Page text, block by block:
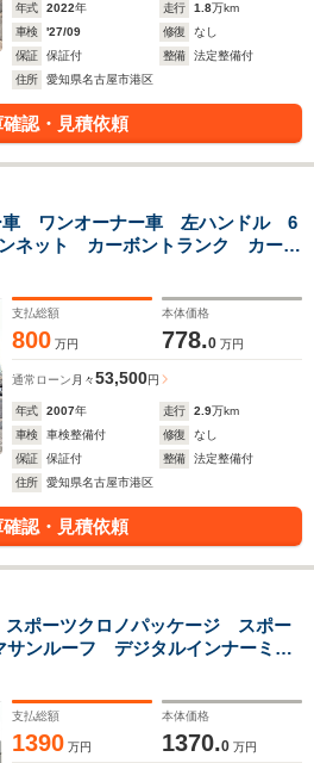
年式 2022年 走行 1.8万km
車検
'27/09 修復
なし
保証
保証付 整備
法定整備付
住所
愛知県名古屋市港区
認・見積依頼
ワンオーナー車 左ハンドル 6
ネット カーボントランク カーボ
アデュフーザー カーボンカナー
アキー有り
支払総額
800 万円
本体価格
778.0 万円
通常ローン 月々53,500円
年式 2007年 走行 2.9万km
車検
車検整備付 修復
なし
保証
保証付 整備
法定整備付
住所
愛知県名古屋市港区
認・見積依頼
ポーツクロノパッケージ スポー
ンルーフ デジタルインナーミラ
サラウンドサウンド アダプティ
動調整) 取説 スペア
支払総額
1390 万円
本体価格
1370.0 万円